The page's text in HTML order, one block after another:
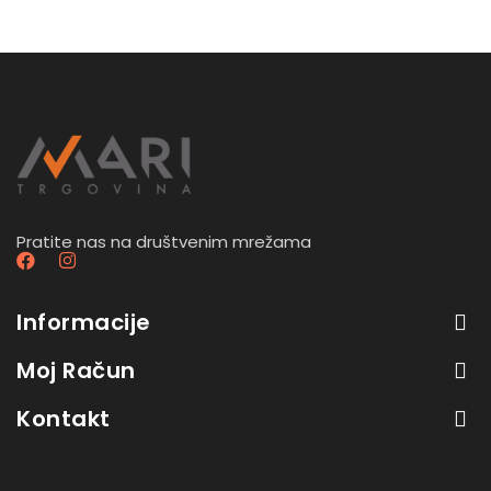
Pratite nas na društvenim mrežama
Informacije
Moj Račun
Kontakt